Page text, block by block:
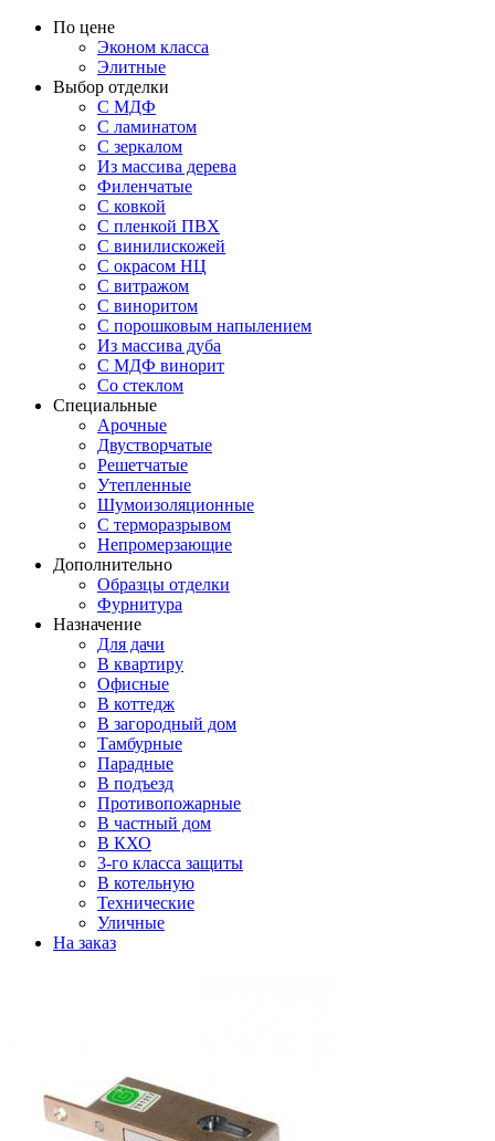
По цене
Эконом класса
Элитные
Выбор отделки
С МДФ
С ламинатом
С зеркалом
Из массива дерева
Филенчатые
С ковкой
С пленкой ПВХ
С винилискожей
С окрасом НЦ
С витражом
С виноритом
С порошковым напылением
Из массива дуба
С МДФ винорит
Со стеклом
Специальные
Арочные
Двустворчатые
Решетчатые
Утепленные
Шумоизоляционные
С терморазрывом
Непромерзающие
Дополнительно
Образцы отделки
Фурнитура
Назначение
Для дачи
В квартиру
Офисные
В коттедж
В загородный дом
Тамбурные
Парадные
В подъезд
Противопожарные
В частный дом
В КХО
3-го класса защиты
В котельную
Технические
Уличные
На заказ